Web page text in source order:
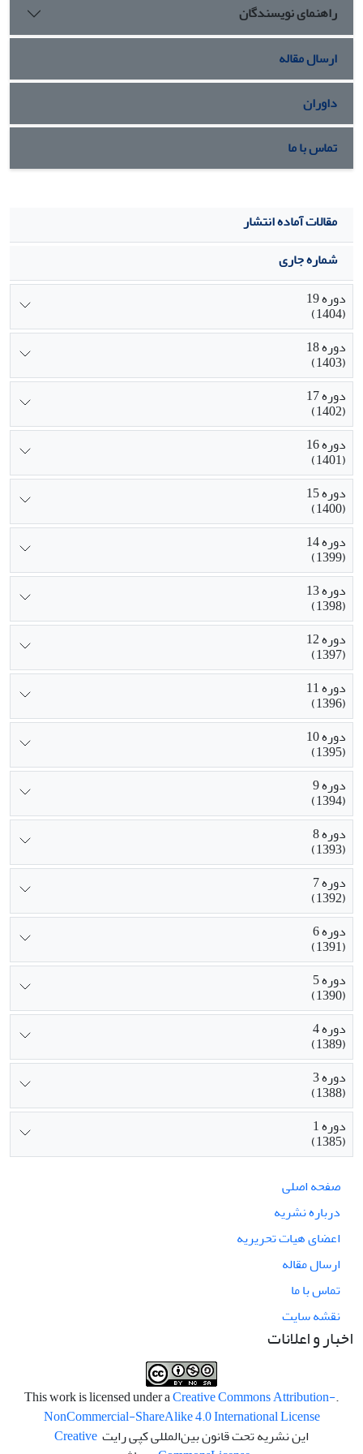
راهنمای نویسندگان
ارسال مقاله
داوران
تماس با ما
مقالات آماده انتشار
شماره جاری
دوره 19
(1404)
دوره 18
(1403)
دوره 17
(1402)
دوره 16
(1401)
دوره 15
(1400)
دوره 14
(1399)
دوره 13
(1398)
دوره 12
(1397)
دوره 11
(1396)
دوره 10
(1395)
دوره 9
(1394)
دوره 8
(1393)
دوره 7
(1392)
دوره 6
(1391)
دوره 5
(1390)
دوره 4
(1389)
دوره 3
(1388)
دوره 1
(1385)
صفحه اصلی
درباره نشریه
اعضای هیات تحریریه
ارسال مقاله
تماس با ما
نقشه سایت
اخبار و اعلانات
.This work is licensed under a
Creative Commons Attribution-
NonCommercial-ShareAlike 4.0 International License
این نشریه تحت قانون بین‌المللی کپی رایت Creative